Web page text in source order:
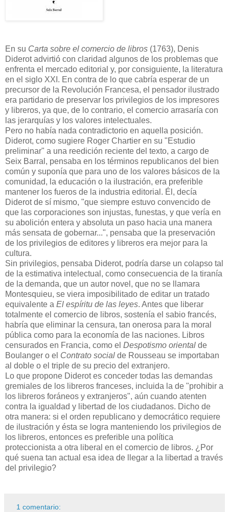
En su Carta sobre el comercio de libros (1763), Denis
Diderot advirtió con claridad algunos de los problemas que
enfrenta el mercado editorial y, por consiguiente, la literatura
en el siglo XXI. En contra de lo que cabría esperar de un
precursor de la Revolución Francesa, el pensador ilustrado
era partidario de preservar los privilegios de los impresores
y libreros, ya que, de lo contrario, el comercio arrasaría con
las jerarquías y los valores intelectuales.
Pero no había nada contradictorio en aquella posición.
Diderot, como sugiere Roger Chartier en su "Estudio
preliminar" a una reedición reciente del texto, a cargo de
Seix Barral, pensaba en los términos republicanos del bien
común y suponía que para uno de los valores básicos de la
comunidad, la educación o la ilustración, era preferible
mantener los fueros de la industria editorial. Él, decía
Diderot de sí mismo, "que siempre estuvo convencido de
que las corporaciones son injustas, funestas, y que vería en
su abolición entera y absoluta un paso hacia una manera
más sensata de gobernar...", pensaba que la preservación
de los privilegios de editores y libreros era mejor para la
cultura.
Sin privilegios, pensaba Diderot, podría darse un colapso tal
de la estimativa intelectual, como consecuencia de la tiranía
de la demanda, que un autor novel, que no se llamara
Montesquieu, se viera imposibilitado de editar un tratado
equivalente a El espíritu de las leyes. Antes que liberar
totalmente el comercio de libros, sostenía el sabio francés,
habría que eliminar la censura, tan onerosa para la moral
pública como para la economía de las naciones. Libros
censurados en Francia, como el Despotismo oriental de
Boulanger o el Contrato social de Rousseau se importaban
al doble o el triple de su precio del extranjero.
Lo que propone Diderot es conceder todas las demandas
gremiales de los libreros franceses, incluida la de "prohibir a
los libreros foráneos y extranjeros", aún cuando atenten
contra la igualdad y libertad de los ciudadanos. Dicho de
otra manera: si el orden republicano y democrático requiere
de ilustración y ésta se logra manteniendo los privilegios de
los libreros, entonces es preferible una política
proteccionista a otra liberal en el comercio de libros. ¿Por
qué suena tan actual esa idea de llegar a la libertad a través
del privilegio?
1 comentario: